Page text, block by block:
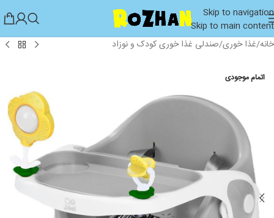
Skip to navigation
Skip to main content
خانه/غذا خوری/صندلی غذا خوری کودک و نوزاد
اتمام موجودی